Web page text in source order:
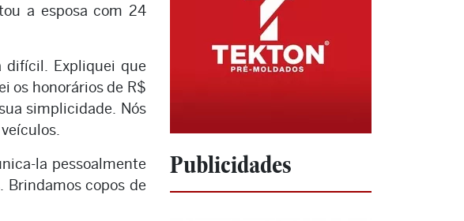
a esposa com 24
difícil. Expliquei que
os honorários de R$
simplicidade. Nós
la pessoalmente
Brindamos copos de
Publicidades